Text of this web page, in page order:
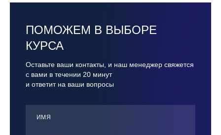
ПОМОЖЕМ В ВЫБОРЕ
КУРСА
Оставьте ваши контакты, и наш менеджер свяжется
с вами в течении 20 минут
и ответит на ваши вопросы
ИМЯ